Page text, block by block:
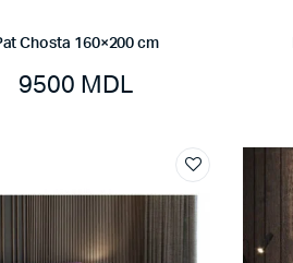
Chosta 160×200 cm
9500 MDL